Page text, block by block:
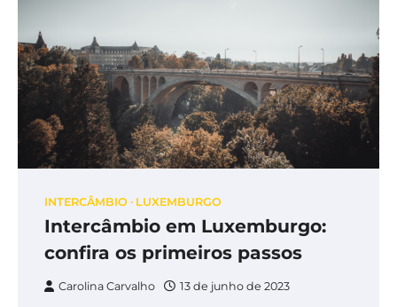
INTERCÂMBIO LUXEMBURGO
Intercâmbio em Luxemburgo:
confira os primeiros passos
Carolina Carvalho 13 de junho de 2023